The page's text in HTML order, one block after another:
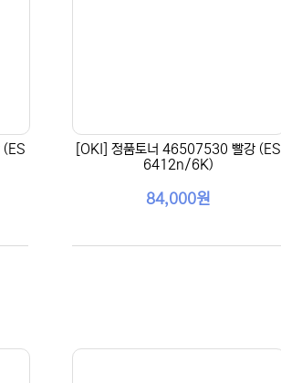
(ES
[OKI] 정품토너 46507530 빨강 (ES
6412n/6K)
84,000원